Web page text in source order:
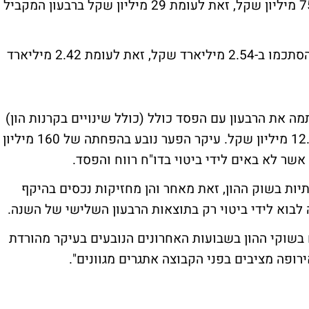
חתמה את הרבעון שחלף עם רווח נקי של 75.1 מיליון שקל, זאת לעומת 29 מיליון שקל ברבעון המקביל
במהלך הרבעון השני, סך הפרמיות שהורווחו הסתכמו ב-2.54 מיליארד שקל, זאת לעומת 2.42 מיליארד
את הרבעון עם הפסד כולל (כולל שינויים בקרנות הון)
של 29.8 מיליון שקל, זאת לעומת רווח של 12.9 מיליון שקל. עיקר הפער נובע בהפחתה של 160 מיליון
לא באים לידי ביטוי בדו"ח רווח והפסד.
בשוק ההון, זאת מאחר והן מחזיקות נכסים בהיקף
לידי ביטוי רק בתוצאות הרבעון השלישי של השנה.
ההון בשבועות האחרונים הנובעים בעיקר מהורדת
מציבים בפני הקבוצה אתגרים מגוונים".